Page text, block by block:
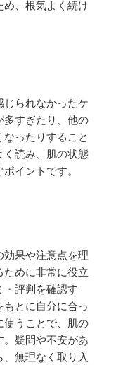
、根気よく続け
られなかったケ
多すぎたり、他の
ったりすること
く読み、肌の状態
イントです。
果や注意点を理
めに非常に役立
評判を確認す
とに自分に合っ
使うことで、肌の
疑問や不安があ
無理なく取り入